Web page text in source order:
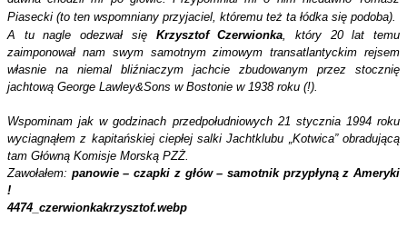
Piasecki (to ten wspomniany przyjaciel, któremu też ta łódka się podoba).
A tu nagle odezwał się Krzysztof Czerwionka , który 20 lat temu
zaimponował nam swym samotnym zimowym transatlantyckim rejsem
własnie na niemal bliźniaczym jachcie zbudowanym przez stocznię
jachtową George Lawley&Sons w Bostonie w 1938 roku (!).
Wspominam jak w godzinach przedpołudniowych 21 stycznia 1994 roku
wyciagnąłem z kapitańskiej ciepłej salki Jachtklubu „Kotwica” obradującą
tam Główną Komisje Morską PZŻ.
Zawołałem: panowie – czapki z głów – samotnik przypłyną z Ameryki
!
4474_czerwionkakrzysztof.webp